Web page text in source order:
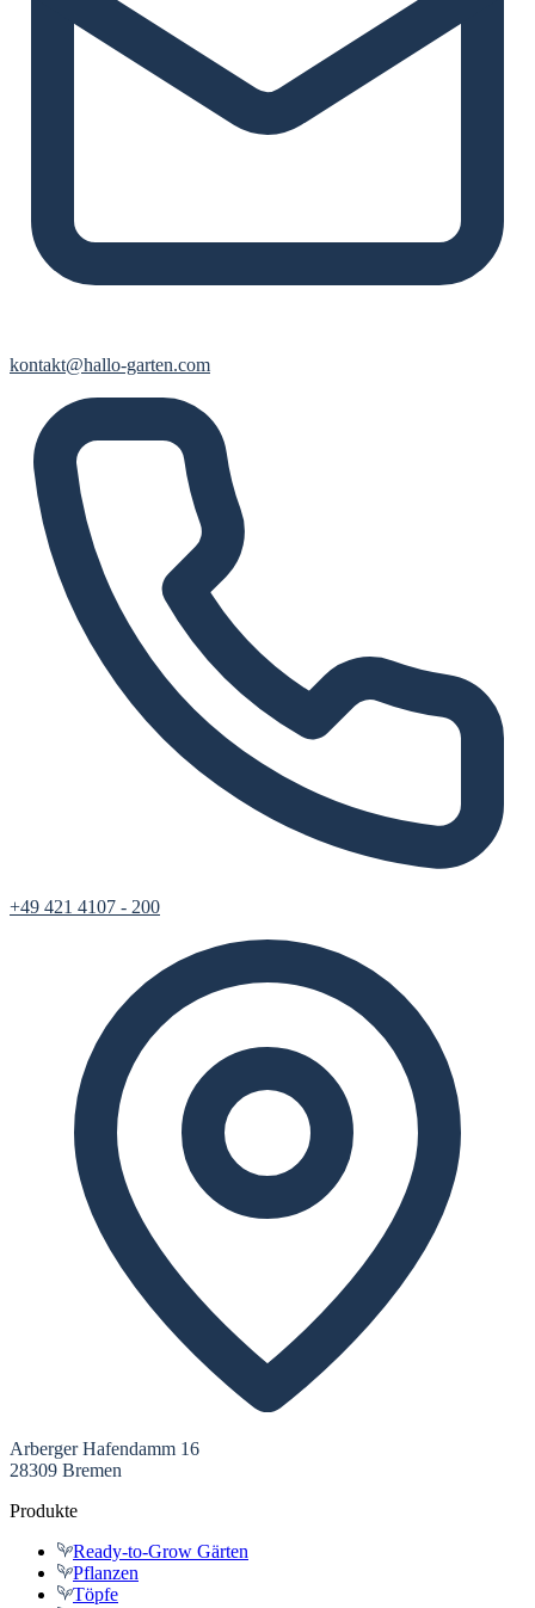
kontakt@hallo-garten.com
+49 421 4107 - 200
Arberger Hafendamm 16
28309 Bremen
Produkte
Ready-to-Grow Gärten
Pflanzen
Töpfe